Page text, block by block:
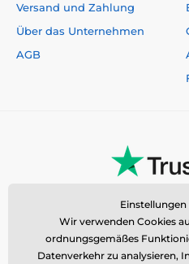
Versand und Zahlung
Über das Unternehmen
AGB
Einstellungen
Wir verwenden Cookies
ordnungsgemäßes
Datenverkehr zu analysieren,